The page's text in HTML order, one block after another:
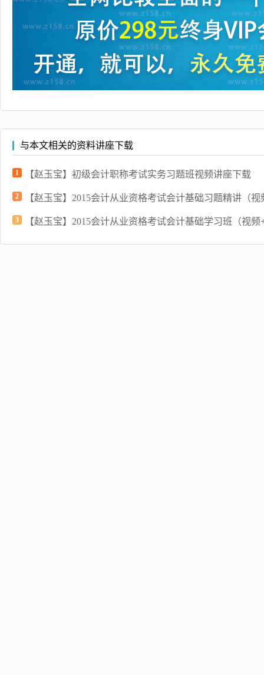
与本文相关的资料讲座下载
1 【赵玉宝】初级会计职称考试实务习题班视频讲座下载
2 【赵玉宝】2015会计从业资格考试会计基础习题精讲（
3 【赵玉宝】2015会计从业资格考试会计基础学习班（视